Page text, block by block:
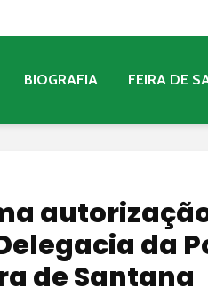
BIOGRAFIA FEIRA DE
da
de Santana